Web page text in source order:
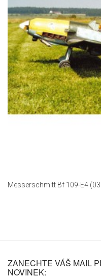
Messerschmitt Bf 109-E4
ZANECHTE VÁŠ MAIL
NOVINEK: